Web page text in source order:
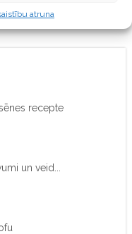
atruna
recepte
un veid...